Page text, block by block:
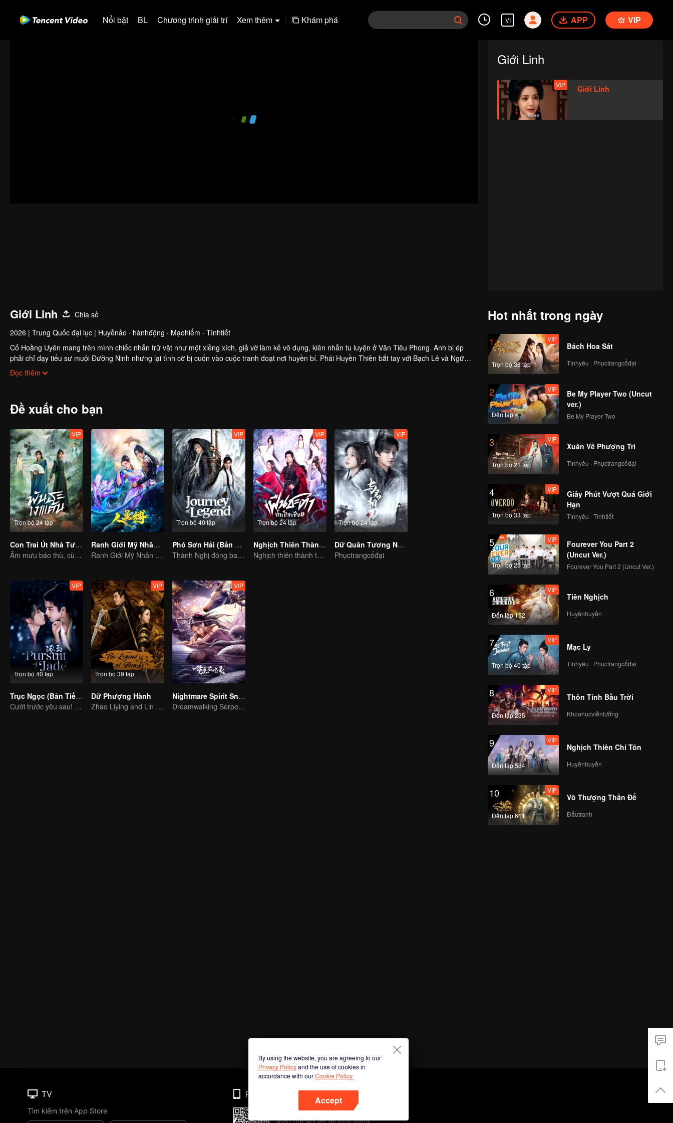
Nổi bật BL Chương trình giải trí Xem thêm | Khám phá VI APP VIP
Giới Linh
VIP Giới Linh
Giới Linh
Chia sẻ
2026 | Trung Quốc đại lục | Huyềnảo · hànhđộng · Mạohiểm · Tìnhtiết
Cố Hoằng Uyên mang trên mình chiếc nhẫn trữ vật như một xiềng xích, giả vờ làm kẻ vô dụng, kiên nhẫn tu luyện ở Vân Tiêu Phong. Anh bị ép
phải chỉ dạy tiểu sư muội Đường Ninh nhưng lại tình cờ bị cuốn vào cuộc tranh đoạt nơi huyền bí. Phái Huyền Thiên bắt tay với Bạch Lê và Ngữ
Sanh bước vào nơi huyền bí vì linh thạch và khế ước Hỗn Nguyên. Đối mặt với Bạch Trạch cuồng bạo đang thức tỉnh, anh phá vỡ xiềng xích của
chiếc nhẫn, đột phá Nguyên Anh, mang khế ước Hỗn Nguyên trở về. Trong khi đó, luồng khí đen tối thấm ra từ bức bích họa báo hiệu ấp ủ một
Đọc thêm
Đề xuất cho bạn
Trọn bộ 24 tập
VIP
Con Trai Út Nhà Tướng Quân (Bản Tiếng Thái)
Âm mưu báo thù, cùng kết tình nghĩa
Ranh Giới Mỹ Nhân Ngư
Ranh Giới Mỹ Nhân Ngư
Trọn bộ 40 tập
VIP
Phó Sơn Hải (Bản Tiếng Anh)
Thành Nghị đóng ba vai, nhiệt huyết phá đảo giang hồ
Trọn bộ 24 tập
VIP
Nghịch Thiên Thành Tiên (Bản Tiếng Thái)
Nghịch thiên thành thần chẳng có gì lạ
Trọn bộ 24 tập
VIP
Dữ Quân Tương Nhẫn
Phụctrangcổđại
Trọn bộ 40 tập
VIP
Trục Ngọc (Bản Tiếng Anh)
Cưới trước yêu sau! Chân tình giữa binh đao khói lửa
Trọn bộ 39 tập
VIP
Dữ Phượng Hành
Zhao Liying and Lin Gengxin Cooperate Again
VIP
Nightmare Spirit Snake Record
Dreamwalking Serpent and the Sword Immortal's Past
Hot nhất trong ngày
1
Trọn bộ 36 tập
VIP
Bách Hoa Sát
Tìnhyêu · Phụctrangcổđại
2
Đến tập 4
VIP
Be My Player Two (Uncut
ver.)
Be My Player Two
3
Trọn bộ 21 tập
VIP
Xuân Về Phượng Trì
Tìnhyêu · Phụctrangcổđại
4
Trọn bộ 33 tập
VIP
Giây Phút Vượt Quá Giới
Hạn
Tìnhyêu · Tìnhtiết
5
Trọn bộ 25 tập
VIP
Fourever You Part 2
(Uncut Ver.)
Fourever You Part 2 (Uncut Ver.)
6
Đến tập 152
VIP
Tiên Nghịch
Huyềnhuyễn
7
Trọn bộ 40 tập
VIP
Mạc Ly
Tìnhyêu · Phụctrangcổđại
8
Đến tập 235
VIP
Thôn Tính Bầu Trời
Khoahọcviễntưởng
9
Đến tập 534
VIP
Nghịch Thiên Chí Tôn
Huyềnhuyễn
10
Đến tập 611
VIP
Vô Thượng Thần Đế
Đấutranh
By using the website, you are agreeing to our
Privacy Policyand the use of cookies in
accordance with ourCookie Policy.
Accept
TV
Tìm kiếm trên App Store
Phone
Quét mã QR để tải ứng dụng